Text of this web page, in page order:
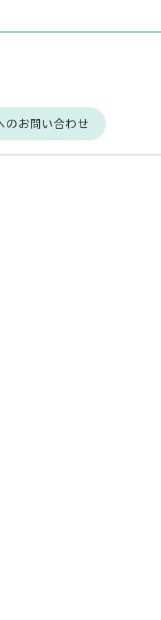
のお問い合わせ